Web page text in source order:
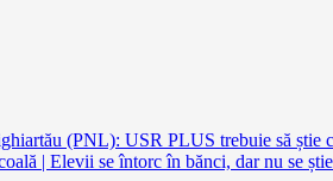
(PNL): USR PLUS trebuie să știe
| Elevii se întorc în bănci, dar nu se